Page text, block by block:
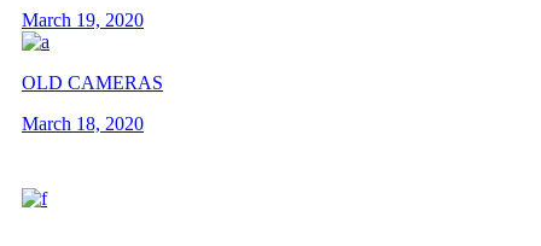
March 19, 2020
OLD CAMERAS
March 18, 2020